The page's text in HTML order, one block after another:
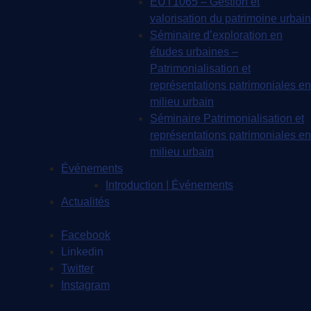
valorisation du patrimoine urbain
Séminaire d’exploration en
études urbaines –
Patrimonialisation et
représentations patrimoniales en
milieu urbain
Séminaire Patrimonialisation et
représentations patrimoniales en
milieu urbain
Événements
Introduction | Événements
Actualités
Facebook
Linkedin
Twitter
Instagram